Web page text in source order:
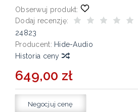
Obserwuj produkt:
Dodaj recenzję:
24823
Producent: Hide-Audio
Historia ceny
649,00 zł
Negocjuj cenę